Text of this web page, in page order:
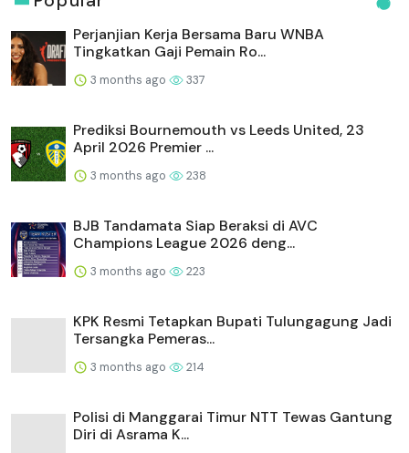
Perjanjian Kerja Bersama Baru WNBA
Tingkatkan Gaji Pemain Ro...
3 months ago 337
Prediksi Bournemouth vs Leeds United, 23
April 2026 Premier ...
3 months ago 238
BJB Tandamata Siap Beraksi di AVC
Champions League 2026 deng...
3 months ago 223
KPK Resmi Tetapkan Bupati Tulungagung Jadi
Tersangka Pemeras...
3 months ago 214
Polisi di Manggarai Timur NTT Tewas Gantung
Diri di Asrama K...